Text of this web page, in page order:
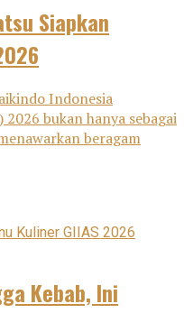
Siapkan
Indonesia
bukan hanya sebagai
beragam
Kebab, Ini